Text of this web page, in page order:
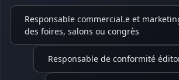
Responsable commercial.e et
des foires, salons ou congrès
Responsable de conformité